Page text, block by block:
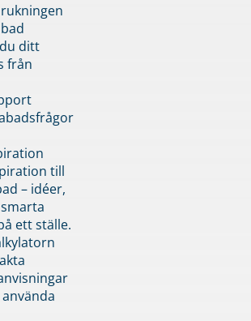
ditt
från
till
– idéer,
ett ställe.